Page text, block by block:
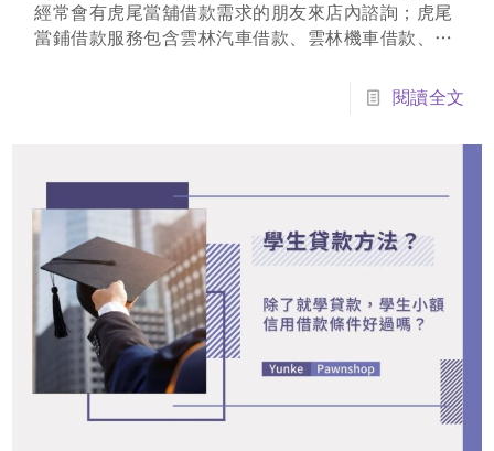
經常會有虎尾當舖借款需求的朋友來店內諮詢；虎尾
當鋪借款服務包含雲林汽車借款、雲林機車借款、虎
資借款...等。想辦理虎尾小額借錢，找雲科當鋪絕對
讓您享有完善的借款服務，虎尾當鋪店裡燈光明亮...
閱讀全文